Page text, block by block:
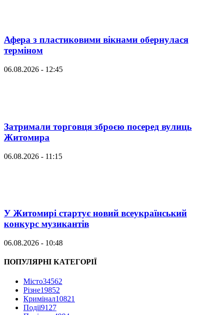
Афера з пластиковими вікнами обернулася
терміном
06.08.2026 - 12:45
Затримали торговця зброєю посеред вулиць
Житомира
06.08.2026 - 11:15
У Житомирі стартує новий всеукраїнський
конкурс музикантів
06.08.2026 - 10:48
ПОПУЛЯРНІ КАТЕГОРІЇ
Місто34562
Різне19852
Кримінал10821
Події9127